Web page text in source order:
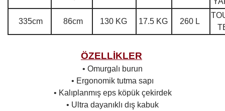
335cm 86cm 130 KG 17.5 KG 260 L
ÖZELLİKLER
• Omurgalı burun
• Ergonomik tutma sapı
• Kalıplanmış eps köpük çekirdek
• Ultra dayanıklı dış kabuk